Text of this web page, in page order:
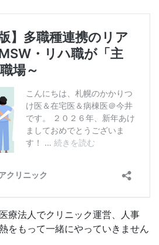
療法人でクリニック運営、人事
をもって一緒にやっていきません